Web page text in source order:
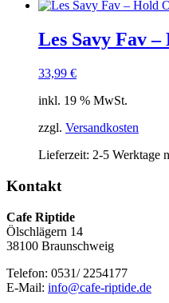
Les Savy Fav
33,99 €
inkl. 19 % MwSt.
zzgl. Versandkosten
Lieferzeit: 2-5 Werktage
Kontakt
Cafe Riptide
Ölschlägern 14
38100 Braunschweig
Telefon: 0531/ 2254177
E-Mail: info@cafe-riptide.de